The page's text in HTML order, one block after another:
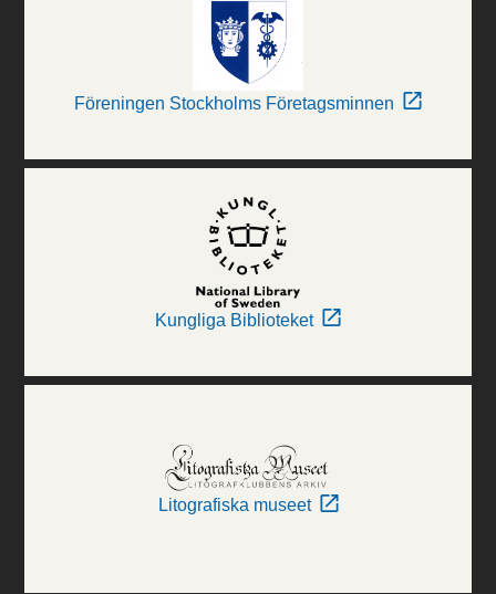
Föreningen Stockholms Företagsminnen
Kungliga Biblioteket
Litografiska museet